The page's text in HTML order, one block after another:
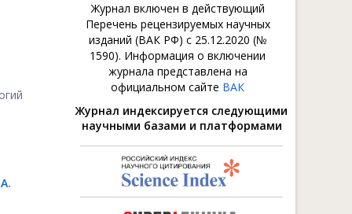
Журнал включен в действующий
Перечень рецензируемых научных
изданий (ВАК РФ) с 25.12.2020 (№
1590). Информация о включении
журнала представлена на
официальном сайте ВАК
Журнал индексируется следующими
научными базами и платформами